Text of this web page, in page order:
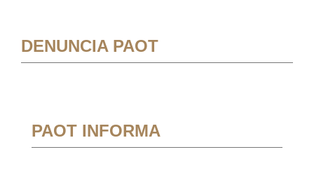
DENUNCIA PAOT
PAOT INFORMA